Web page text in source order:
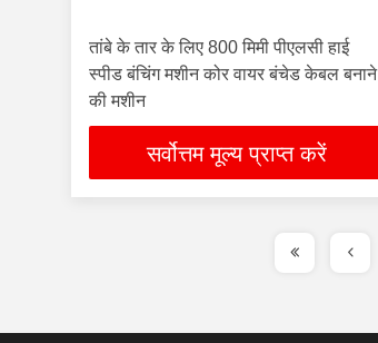
तांबे के तार के लिए 800 मिमी पीएलसी हाई
स्पीड बंचिंग मशीन कोर वायर बंचेड केबल बनाने
की मशीन
सर्वोत्तम मूल्य प्राप्त करें